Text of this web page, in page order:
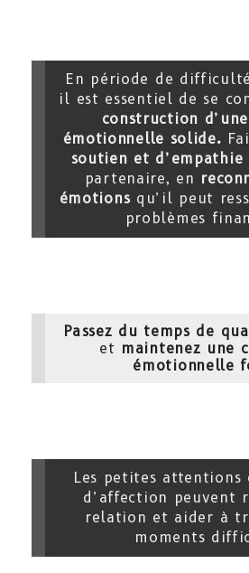
En période de
il est essentiel de se
construction
émotionnelle solide.
soutien et d’empathie
partenaire, en
émotions qu’il peut
problèmes
Passez du temps de
et maintenez une
émotionnelle
Les petites attentions
d’affection peuvent
relation et aider à
moments